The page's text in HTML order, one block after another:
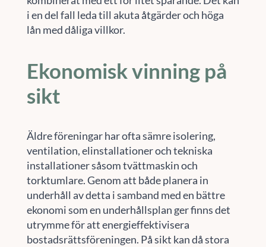
i en del fall leda till akuta åtgärder och höga
lån med dåliga villkor.
Ekonomisk vinning på
sikt
Äldre föreningar har ofta sämre isolering,
ventilation, elinstallationer och tekniska
installationer såsom tvättmaskin och
torktumlare. Genom att både planera in
underhåll av detta i samband med en bättre
ekonomi som en underhållsplan ger finns det
utrymme för att energieffektivisera
bostadsrättsföreningen. På sikt kan då stora